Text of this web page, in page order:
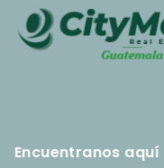
Encuentranos aquí